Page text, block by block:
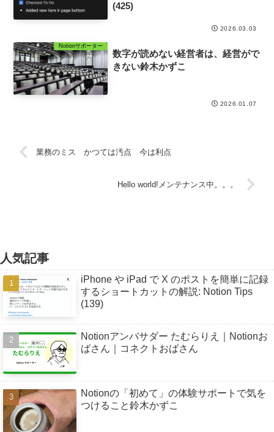
(425)
2026.03.03
Notionサポーター
数字が読めない経営者は、経営がで
きない鈴木かずこ
2026.01.07
業務のミス かつては汚点 今は利点
Hello world!メンテナンス中。。。
人気記事
iPhone や iPad で X のポストを簡単に記録
するショートカットの解説: Notion Tips
(139)
Notionアンバサダー たむらりえ｜Notionお
ばさん｜コネクトおばさん
Notionの「初めて」の体験サポートで気を
つけること鈴木かずこ